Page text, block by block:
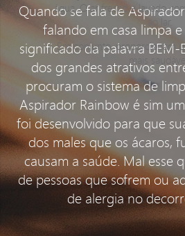
água. O ar fresco e lavado
Em conjunto, proporcionam
mais saudável.
Quando se fala de
falando em casa limpa
significado da palavra BEM-
dos grandes atrativos
procuram o sistema de
Aspirador Rainbow é sim
foi desenvolvido para que
dos males que os ácaros,
causam a saúde. Mal esse
de pessoas que sofrem ou
de alergia no